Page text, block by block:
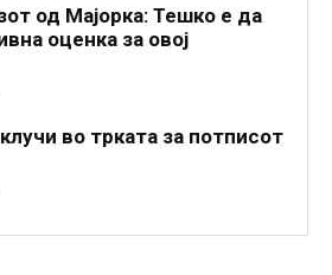
од Мајорка: Тешко е да
оценка за овој
во трката за потписот